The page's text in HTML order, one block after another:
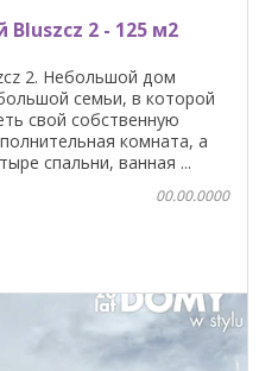
2 - 125 м2
2. Небольшой дом
семьи, в которой
свой собственную
комната, а
спальни, ванная ...
00.00.0000